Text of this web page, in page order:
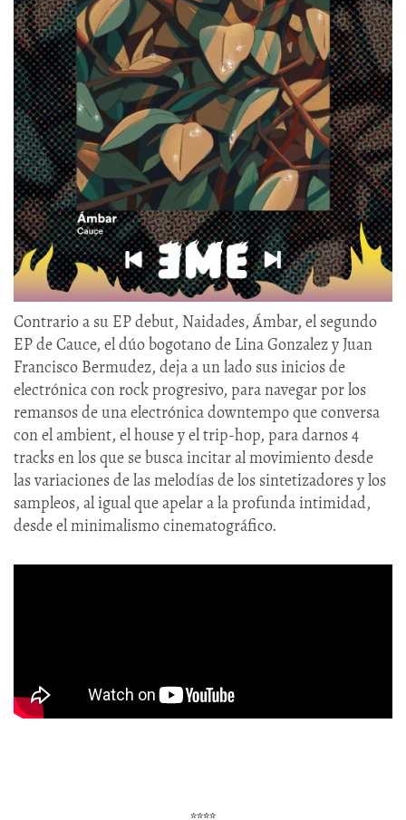
Contrario a su EP debut, Naidades, Ámbar, el segundo
EP de Cauce, el dúo bogotano de Lina Gonzalez y Juan
Francisco Bermudez, deja a un lado sus inicios de
electrónica con rock progresivo, para navegar por los
remansos de una electrónica downtempo que conversa
con el ambient, el house y el trip-hop, para darnos 4
tracks en los que se busca incitar al movimiento desde
las variaciones de las melodías de los sintetizadores y los
sampleos, al igual que apelar a la profunda intimidad,
desde el minimalismo cinematográfico.